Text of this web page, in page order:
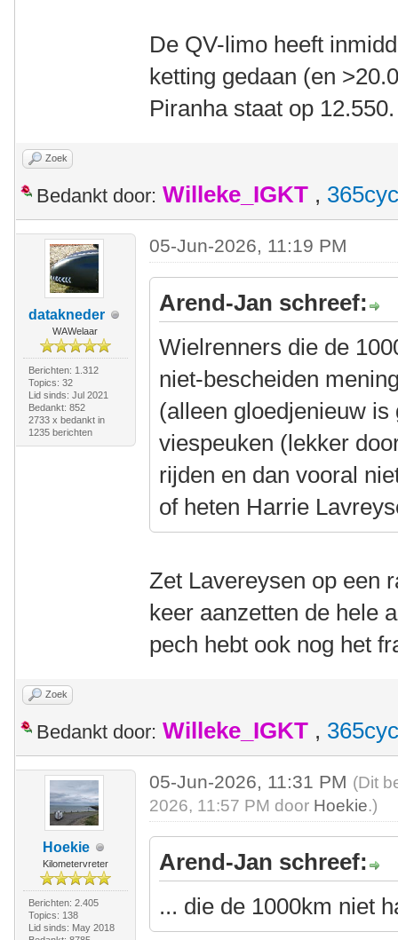
De QV-limo heeft
ketting gedaan (en
Piranha staat op
Zoek
Bedankt door: Willeke_IGKT ,
datakneder
WAWelaar
Berichten: 1.312
Topics: 32
Lid sinds: Jul 2021
Bedankt: 852
2733 x bedankt in
1235 berichten
05-Jun-2026, 11:19 PM
Arend-Jan schreef:
Wielrenners die de
niet-bescheiden
(alleen gloedjenieuw
viespeuken (lekker
rijden en dan vooral
of heten Harrie
Zet Lavereysen op een
keer aanzetten de hele
pech hebt ook nog het
Zoek
Bedankt door: Willeke_IGKT ,
Hoekie
Kilometervreter
Berichten: 2.405
Topics: 138
Lid sinds: May 2018
05-Jun-2026, 11:31 PM (Dit
2026, 11:57 PM door Hoekie.)
Arend-Jan schreef:
... die de 1000km niet